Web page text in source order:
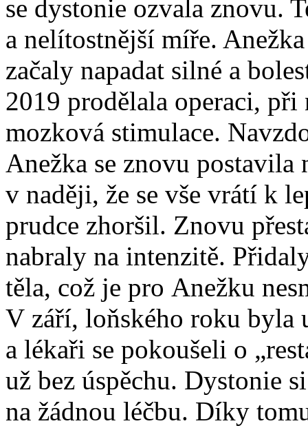
se dystonie ozvala znovu.
a nelítostnější míře.
začaly napadat silné a
2019 prodělala operaci,
mozková stimulace.
Anežka se znovu
v naději, že se vše vrátí k
prudce zhoršil. Znovu
nabraly na intenzitě.
těla, což je pro Anežku
V září, loňského roku byla
a lékaři se pokoušeli o
už bez úspěchu. Dystonie
na žádnou léčbu. Díky